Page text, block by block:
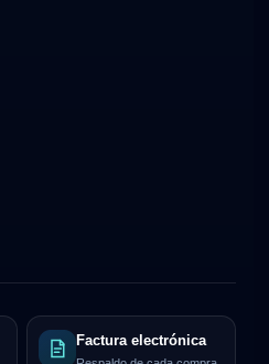
Factura electrónica